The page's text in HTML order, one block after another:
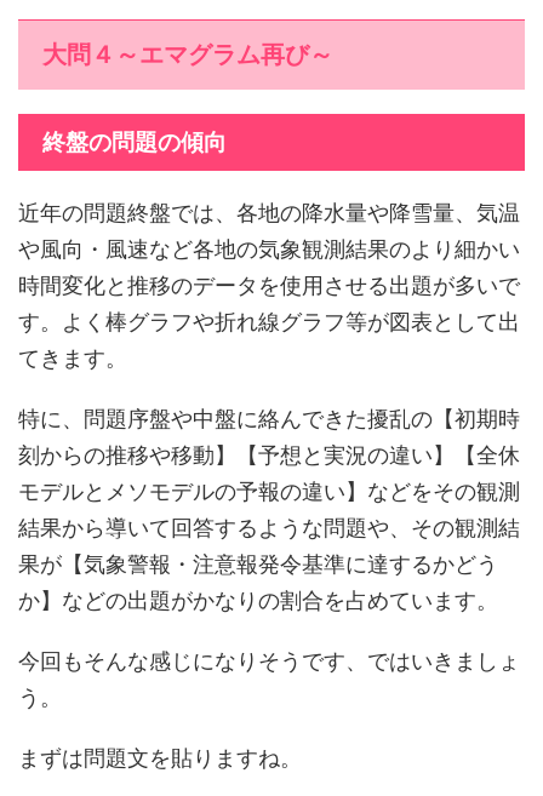
大問４～エマグラム再び～
終盤の問題の傾向
近年の問題終盤では、各地の降水量や降雪量、気温
や風向・風速など各地の気象観測結果のより細かい
時間変化と推移のデータを使用させる出題が多いで
す。よく棒グラフや折れ線グラフ等が図表として出
てきます。
特に、問題序盤や中盤に絡んできた擾乱の【初期時
刻からの推移や移動】【予想と実況の違い】【全休
モデルとメソモデルの予報の違い】などをその観測
結果から導いて回答するような問題や、その観測結
果が【気象警報・注意報発令基準に達するかどう
か】などの出題がかなりの割合を占めています。
今回もそんな感じになりそうです、ではいきましょ
う。
まずは問題文を貼りますね。